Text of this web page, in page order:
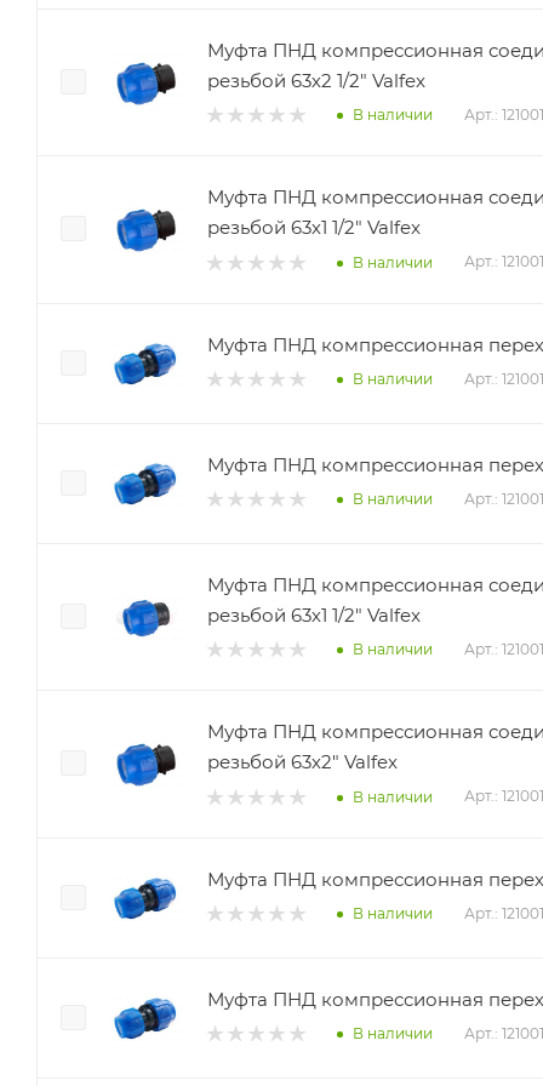
Муфта ПНД компрессионная
резьбой 63х2 1/2" Valfex
В наличии Арт.:
Муфта ПНД компрессионная
резьбой 63х1 1/2" Valfex
В наличии Арт.:
Муфта ПНД компрессионная
В наличии Арт.:
Муфта ПНД компрессионная
В наличии Арт.:
Муфта ПНД компрессионная
резьбой 63х1 1/2" Valfex
В наличии Арт.:
Муфта ПНД компрессионная
резьбой 63х2" Valfex
В наличии Арт.:
Муфта ПНД компрессионная
В наличии Арт.:
Муфта ПНД компрессионная
В наличии Арт.: